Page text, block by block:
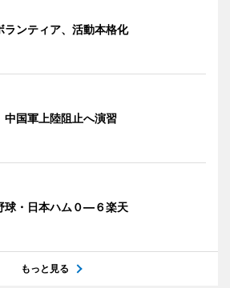
ランティア、活動本格化
中国軍上陸阻止へ演習
球・日本ハム０―６楽天
もっと見る